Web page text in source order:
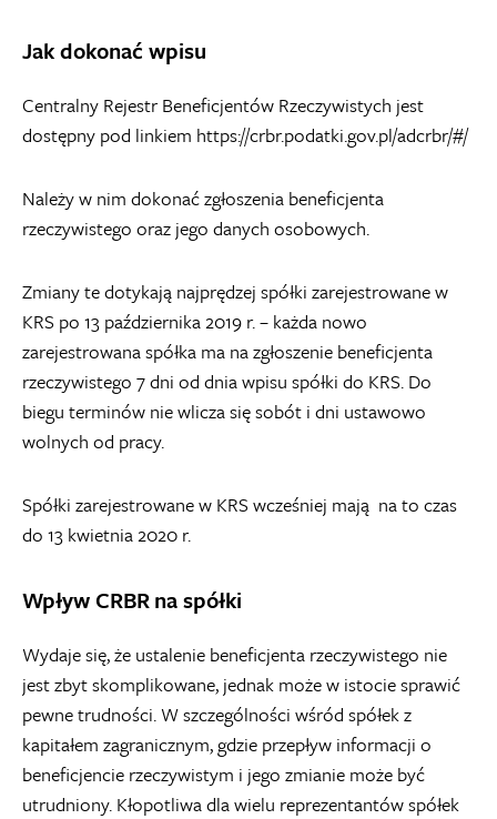
Jak dokonać wpisu
Centralny Rejestr Beneficjentów Rzeczywistych jest
dostępny pod linkiem https://crbr.podatki.gov.pl/adcrbr/#/
Należy w nim dokonać zgłoszenia beneficjenta
rzeczywistego oraz jego danych osobowych.
Zmiany te dotykają najprędzej spółki zarejestrowane w
KRS po 13 października 2019 r. – każda nowo
zarejestrowana spółka ma na zgłoszenie beneficjenta
rzeczywistego 7 dni od dnia wpisu spółki do KRS. Do
biegu terminów nie wlicza się sobót i dni ustawowo
wolnych od pracy.
Spółki zarejestrowane w KRS wcześniej mają na to czas
do 13 kwietnia 2020 r.
Wpływ CRBR na spółki
Wydaje się, że ustalenie beneficjenta rzeczywistego nie
jest zbyt skomplikowane, jednak może w istocie sprawić
pewne trudności. W szczególności wśród spółek z
kapitałem zagranicznym, gdzie przepływ informacji o
beneficjencie rzeczywistym i jego zmianie może być
utrudniony. Kłopotliwa dla wielu reprezentantów spółek